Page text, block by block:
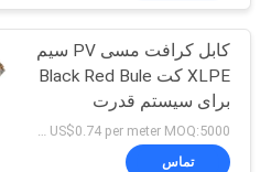
کابل کرافت مسی PV سیم
XLPE کت Black Red Bule
برای سیستم قدرت
خورشیدی
US$0.74 per meter MOQ:5000 متر
تماس